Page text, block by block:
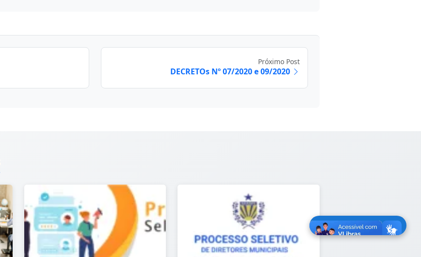
Próximo Post
DECRETOs Nº 07/2020 e 09/2020